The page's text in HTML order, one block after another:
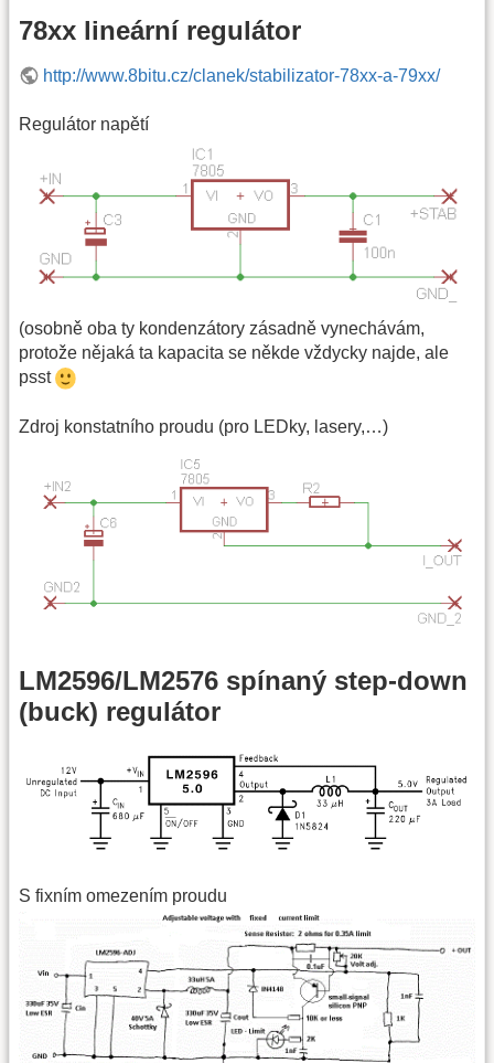
78xx lineární regulátor
http://www.8bitu.cz/clanek/stabilizator-78xx-a-79xx/
Regulátor napětí
(osobně oba ty kondenzátory zásadně vynechávám,
protože nějaká ta kapacita se někde vždycky najde, ale
psst
Zdroj konstatního proudu (pro LEDky, lasery,…)
LM2596/LM2576 spínaný step-down
(buck) regulátor
S fixním omezením proudu